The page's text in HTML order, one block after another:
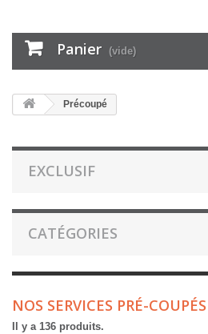
Panier (vide)
Précoupé
EXCLUSIF
CATÉGORIES
NOS SERVICES PRÉ-
Il y a 136 produits.